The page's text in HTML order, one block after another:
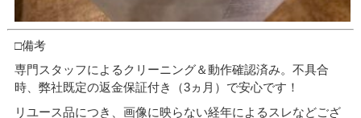
□備考
専門スタッフによるクリーニング＆動作確認済み。不具合
時、弊社既定の返金保証付き（3ヵ月）で安心です！
リユース品につき、画像に映らない経年によるスレなどござ